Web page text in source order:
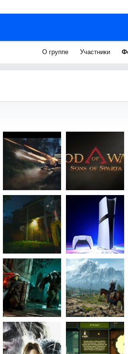
О группе Участники